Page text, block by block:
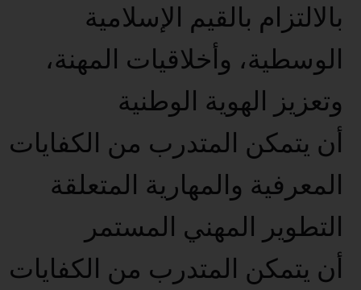
بالالتزام بالقيم الإسلامية
الوسطية، وأخلاقيات المهنة،
وتعزيز الهوية الوطنية
أن يتمكن المتدرب من الكفايات
المعرفية والمهارية المتعلقة
التطوير المهني المستمر
أن يتمكن المتدرب من الكفايات